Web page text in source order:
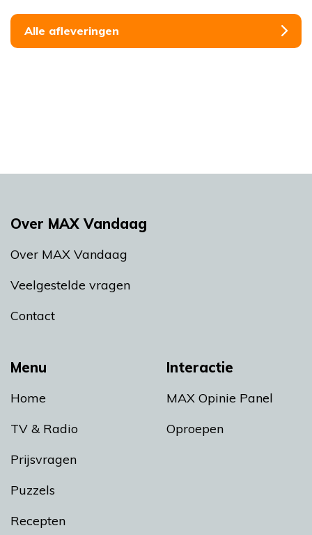
Alle afleveringen
Menu
Home
TV & Radio
Prijsvragen
Puzzels
Recepten
Interactie
MAX Opinie Panel
Oproepen
Over MAX Vandaag
Over MAX Vandaag
Veelgestelde vragen
Contact